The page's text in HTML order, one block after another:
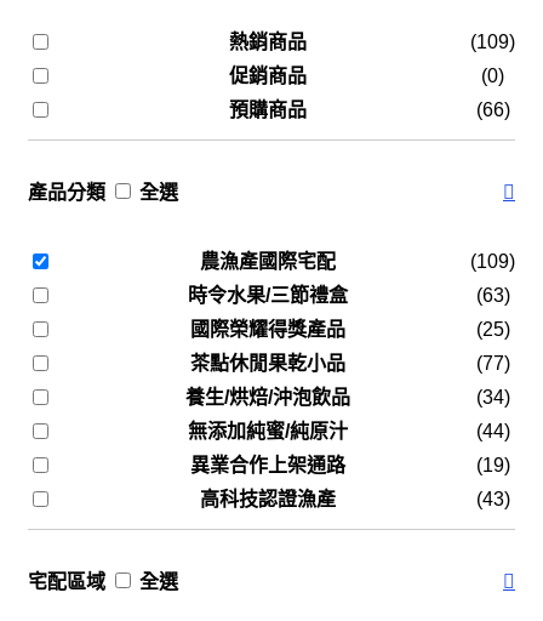
熱銷商品
(109)
促銷商品
(0)
預購商品
(66)
產品分類 全選
農漁產國際宅配
(109)
時令水果/三節禮盒
(63)
國際榮耀得獎產品
(25)
茶點休閒果乾小品
(77)
養生/烘焙/沖泡飲品
(34)
無添加純蜜/純原汁
(44)
異業合作上架通路
(19)
高科技認證漁產
(43)
宅配區域 全選